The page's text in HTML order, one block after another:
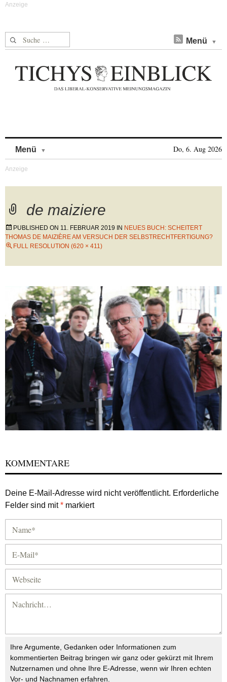
Suche nach: Menü
Menü Do, 6. Aug 2026
de maiziere
PUBLISHED ON 11. FEBRUAR 2019 IN NEUES BUCH: SCHEITERT
THOMAS DE MAIZIÈRE AM VERSUCH DER SELBSTRECHTFERTIGUNG?
FULL RESOLUTION (620 × 411)
KOMMENTARE
Deine E-Mail-Adresse wird nicht veröffentlicht. Erforderliche
Felder sind mit* markiert
Ihre Argumente, Gedanken oder Informationen zum
kommentierten Beitrag bringen wir ganz oder gekürzt mit Ihrem
Nutzernamen und ohne Ihre E-Adresse, wenn wir Ihren echten
Vor- und Nachnamen erfahren.